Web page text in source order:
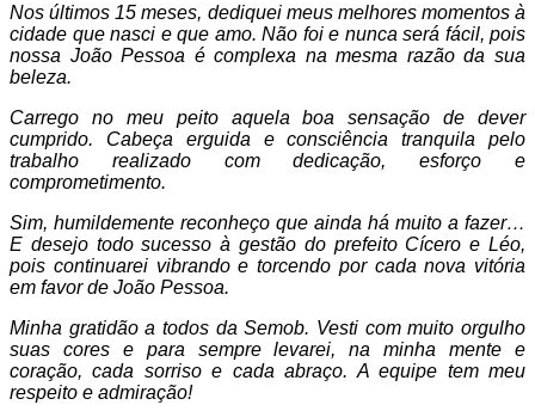
Nos últimos 15 meses, dediquei meus melhores momentos à
cidade que nasci e que amo. Não foi e nunca será fácil, pois
nossa João Pessoa é complexa na mesma razão da sua
beleza.
Carrego no meu peito aquela boa sensação de dever
cumprido. Cabeça erguida e consciência tranquila pelo
trabalho realizado com dedicação, esforço e
comprometimento.
Sim, humildemente reconheço que ainda há muito a fazer…
E desejo todo sucesso à gestão do prefeito Cícero e Léo,
pois continuarei vibrando e torcendo por cada nova vitória
em favor de João Pessoa.
Minha gratidão a todos da Semob. Vesti com muito orgulho
suas cores e para sempre levarei, na minha mente e
coração, cada sorriso e cada abraço. A equipe tem meu
respeito e admiração!